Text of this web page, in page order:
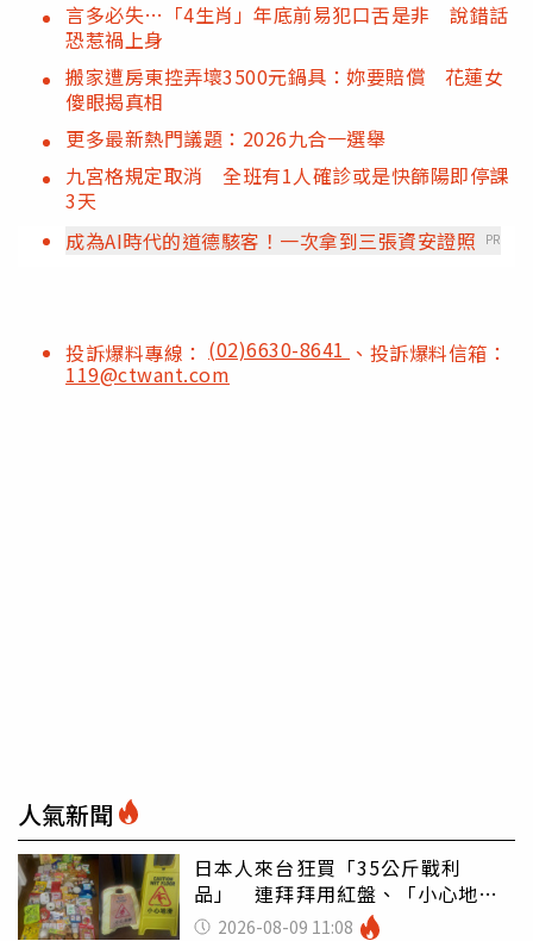
言多必失…「4生肖」年底前易犯口舌是非 說錯話
恐惹禍上身
搬家遭房東控弄壞3500元鍋具：妳要賠償 花蓮女
傻眼揭真相
更多最新熱門議題：2026九合一選舉
九宮格規定取消 全班有1人確診或是快篩陽即停課
3天
成為AI時代的道德駭客！一次拿到三張資安證照
PR
投訴爆料專線： (02)6630-8641 、投訴爆料信箱：
119@ctwant.com
人氣新聞
日本人來台狂買「35公斤戰利
品」 連拜拜用紅盤、「小心地
滑」告示牌也帶回家
2026-08-09 11:08